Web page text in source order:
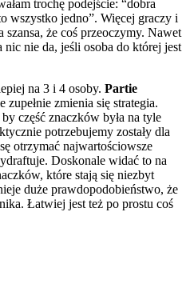
trochę podejście: “dobra
wszystko jedno”. Więcej graczy i
że coś przeoczymy. Nawet
nie da, jeśli osoba do której jest
na 3 i 4 osoby. Partie
zupełnie zmienia się strategia.
część znaczków była na tyle
potrzebujemy zostały dla
otrzymać najwartościowsze
Doskonale widać to na
które stają się niezbyt
duże prawdopodobieństwo, że
Łatwiej jest też po prostu coś